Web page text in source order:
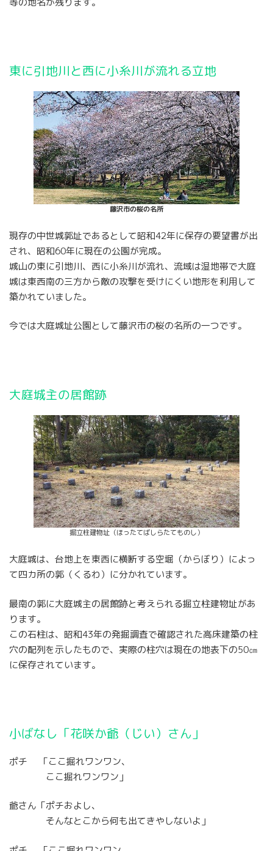
東に引地川と西に小糸川が流れる立地
藤沢市の桜の名所
現存の中世城郭址であるとして昭和42年に保存の要望書が出
され、昭和60年に現在の公園が完成。
城山の東に引地川、西に小糸川が流れ、流域は湿地帯で大庭
城は東西南の三方から敵の攻撃を受けにくい地形を利用して
築かれていました。
今では大庭城址公園として藤沢市の桜の名所の一つです。
大庭城主の居館跡
掘立柱建物址（ほったてばしらたてものし）
大庭城は、台地上を東西に横断する空堀（からぼり）によっ
て四カ所の郭（くるわ）に分かれています。
最南の郭に大庭城主の居館跡と考えられる掘立柱建物址があ
ります。
この石柱は、昭和43年の発掘調査で確認された高床建築の柱
穴の配列を示したもので、実際の柱穴は現在の地表下の50㎝
に保存されています。
小ばなし「花咲か爺（じい）さん」
ポチ 「ここ掘れワンワン、
ここ掘れワンワン」
爺さん「ポチおよし、
そんなとこから何も出てきやしないよ」